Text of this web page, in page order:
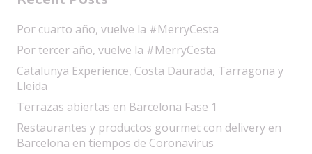
Por cuarto año, vuelve la #MerryCesta
Por tercer año, vuelve la #MerryCesta
Catalunya Experience, Costa Daurada, Tarragona y
Lleida
Terrazas abiertas en Barcelona Fase 1
Restaurantes y productos gourmet con delivery en
Barcelona en tiempos de Coronavirus